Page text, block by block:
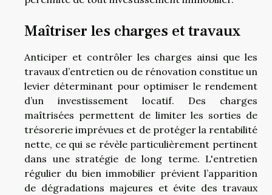
Maîtriser les charges et travaux
Anticiper et contrôler les charges ainsi que les
travaux d’entretien ou de rénovation constitue un
levier déterminant pour optimiser le rendement
d’un investissement locatif. Des charges
maîtrisées permettent de limiter les sorties de
trésorerie imprévues et de protéger la rentabilité
nette, ce qui se révèle particulièrement pertinent
dans une stratégie de long terme. L'entretien
régulier du bien immobilier prévient l’apparition
de dégradations majeures et évite des travaux